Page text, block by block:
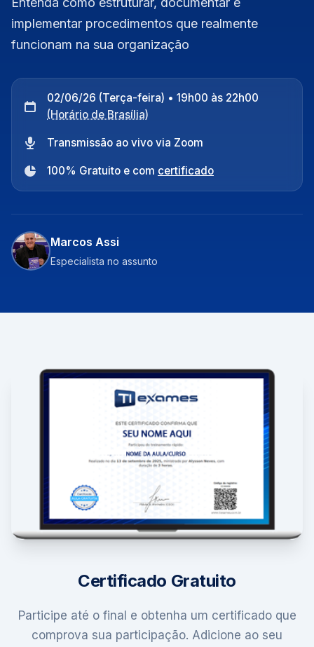
implementar procedimentos que realmente
funcionam na sua organização
02/06/26 (Terça-feira) • 19h00 às 22h00
(Horário de Brasília)
Transmissão ao vivo via Zoom
100% Gratuito e com certificado
Marcos Assi
Especialista no assunto
Certificado Gratuito
Participe até o final e obtenha um certificado que
comprova sua participação. Adicione ao seu